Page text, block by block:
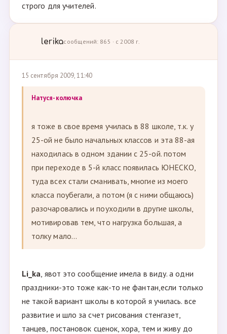
строго для учителей.
lerikaсообщений: 865 · с 2008 г.
15 сентября 2009, 11:40
Натуся-колючка
я тоже в свое время училась в 88 школе, т.к. у
25-ой не было начальных классов и эта 88-ая
находилась в одном здании с 25-ой. потом
при переходе в 5-й класс появилась ЮНЕСКО,
туда всех стали сманивать, многие из моего
класса поубегали, а потом (я с ними общаюсь)
разочаровались и поуходили в другие школы,
мотивировав тем, что нагрузка большая, а
толку мало...
Li_ka, явот это сообщение имела в виду. а одни
праздники-это тоже как-то не фантан,если только
не такой вариант школы в которой я училась. все
развитие и шло за счет рисования стенгазет,
танцев, постановок сценок, хора, тем и живу до